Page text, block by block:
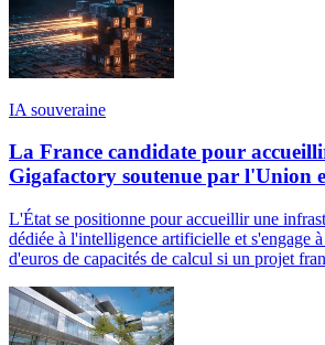
IA souveraine
La France candidate pour
Gigafactory soutenue par l'Union
L'État se positionne pour accueillir une
dédiée à l'intelligence artificielle et s'engage
d'euros de capacités de calcul si un projet